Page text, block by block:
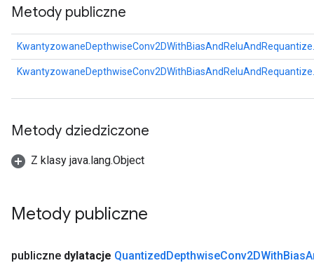
Metody publiczne
Metody dziedziczone
Z klasy java.lang.Object
Metody publiczne
publiczne dylatacje QuantizedDepthwiseConv2DWithBias